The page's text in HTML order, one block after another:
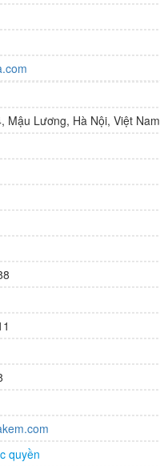
Mậu Lương, Hà Nội, Việt Nam
quyền